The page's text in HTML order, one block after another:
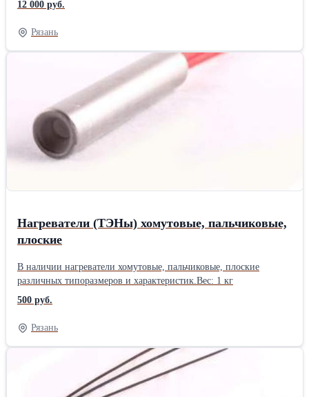
Выходное напряжение 16 kV, мощность 250 W, поддерживает 2
рамки. (15000 руб.)Вес: 1 кг
12 000 руб.
Рязань
Нагреватели (ТЭНы) хомутовые, пальчиковые,
плоские
В наличии нагреватели хомутовые, пальчиковые, плоские
различных типоразмеров и характеристик.Вес: 1 кг
500 руб.
Рязань